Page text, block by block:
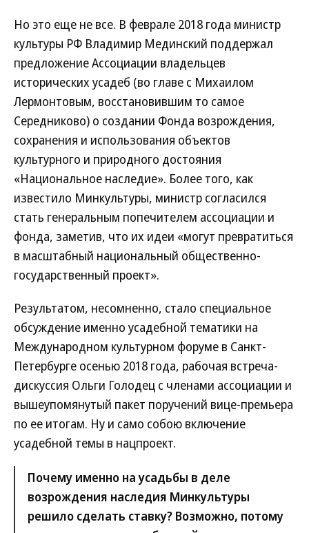
Но это еще не все. В феврале 2018 года министр
культуры РФ Владимир Мединский поддержал
предложение Ассоциации владельцев
исторических усадеб (во главе с Михаилом
Лермонтовым, восстановившим то самое
Середниково) о создании Фонда возрождения,
сохранения и использования объектов
культурного и природного достояния
«Национальное наследие». Более того, как
известило Минкультуры, министр согласился
стать генеральным попечителем ассоциации и
фонда, заметив, что их идеи «могут превратиться
в масштабный национальный общественно-
государственный проект».
Результатом, несомненно, стало специальное
обсуждение именно усадебной тематики на
Международном культурном форуме в Санкт-
Петербурге осенью 2018 года, рабочая встреча-
дискуссия Ольги Голодец с членами ассоциации и
вышеупомянутый пакет поручений вице-премьера
по ее итогам. Ну и само собою включение
усадебной темы в нацпроект.
Почему именно на усадьбы в деле
возрождения наследия Минкультуры
решило сделать ставку? Возможно, потому